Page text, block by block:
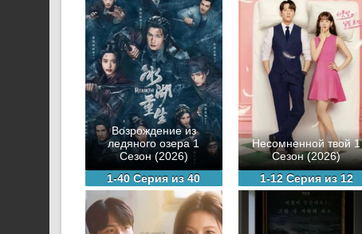
Возрождение из
ледяного озера 1
Сезон (2026)
1-40 Серия из 40
Несомненной твой 1
Сезон (2026)
1-12 Серия из 12